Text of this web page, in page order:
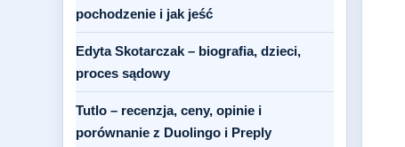
pochodzenie i jak jeść
Edyta Skotarczak – biografia, dzieci,
proces sądowy
Tutlo – recenzja, ceny, opinie i
porównanie z Duolingo i Preply